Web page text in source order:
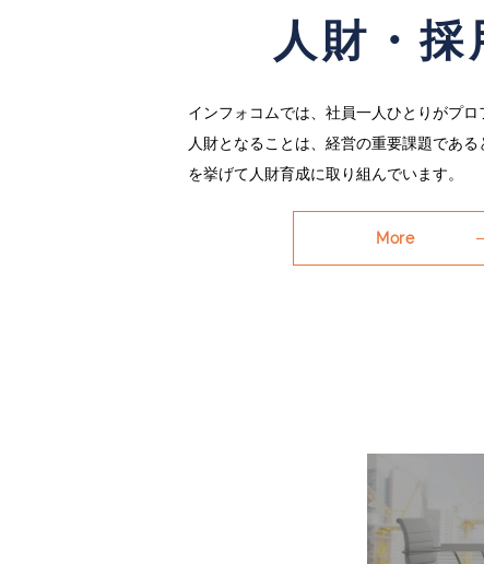
人財・採
インフォコムでは、社員一人ひとりがプロ
人財となることは、経営の重要課題であ
を挙げて人財育成に取り組んでいます。
More